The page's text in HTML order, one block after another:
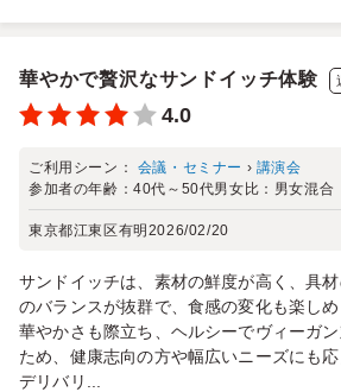
華やかで贅沢なサンドイッチ体験
4.0
ご利用シーン： 会議・セミナー › 講演会
参加者の年齢：40代～50代男女比： 男女混合
東京都江東区有明 2026/02/20
サンドイッチは、素材の鮮度が高く、具
のバランスが抜群で、食感の変化も楽し
華やかさも際立ち、ヘルシーでヴィーガ
ため、健康志向の方や幅広いニーズにも
デリバリ...